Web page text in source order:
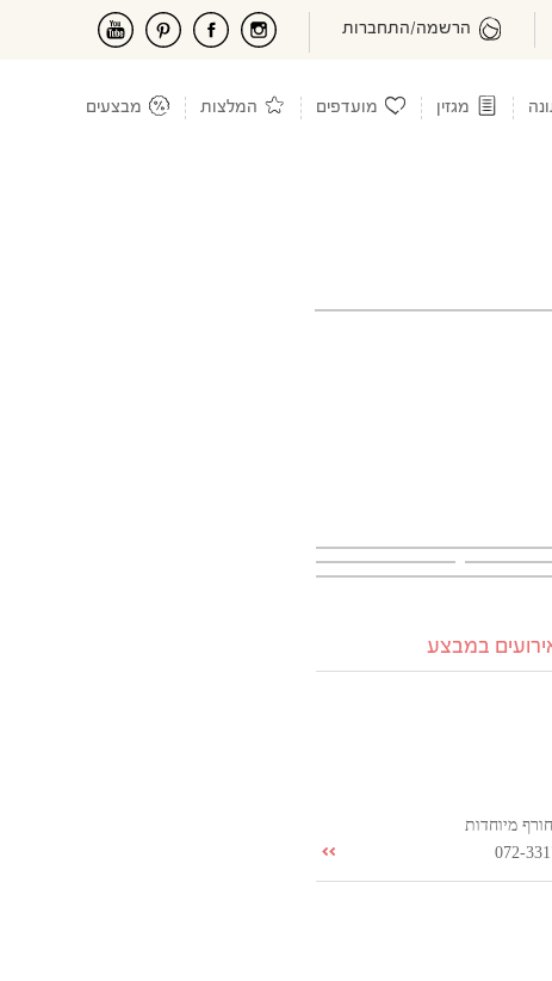
הרשמה/התחברות
מגזין מועדפים המלצות מבצעים
במבצע
מיוחדות
072-